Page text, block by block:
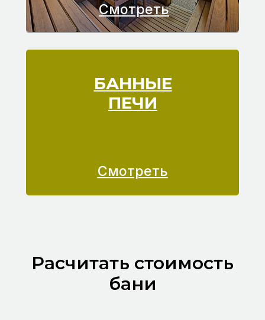
Смотреть
БАННЫЕ
ПЕЧИ
Смотреть
Расчитать стоимость
бани